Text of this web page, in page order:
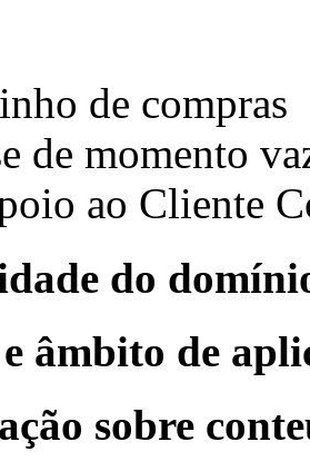
de compras
de momento
ao Cliente
do
âmbito de
sobre